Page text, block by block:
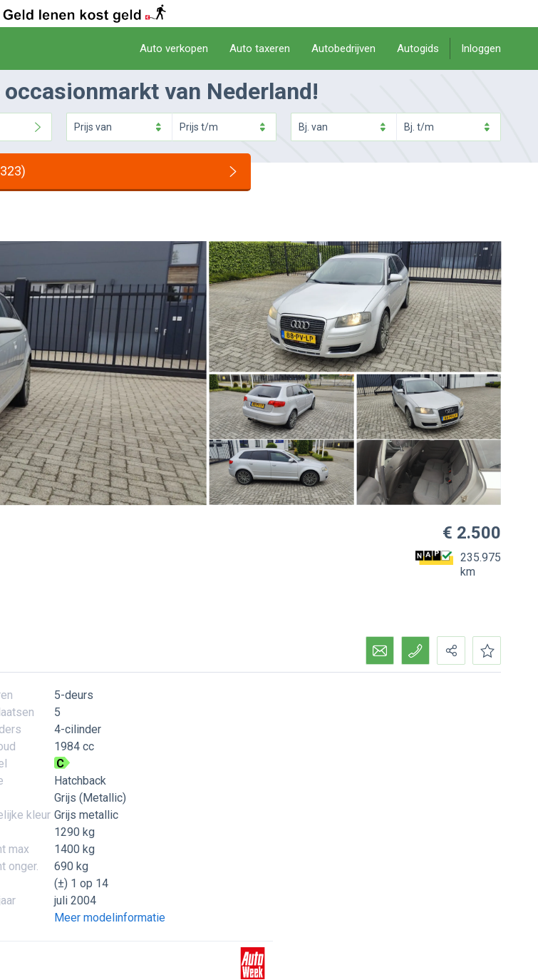
Auto verkopen Auto taxeren Autobedrijven Autogids Inloggen
van Nederland!
Prijs van Prijs t/m Bj. van Bj. t/m
€ 2.500
235.975
km
5-deurs
5
4-cilinder
1984 cc
C
Hatchback
Grijs (Metallic)
kleur Grijs metallic
1290 kg
max
1400 kg
onger.
690 kg
(±) 1 op 14
juli 2004
Meer modelinformatie